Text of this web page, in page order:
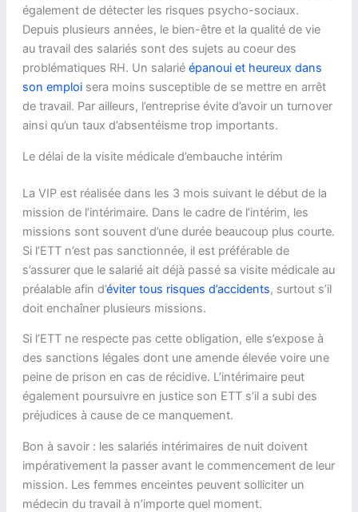
également de détecter les risques psycho-sociaux.
Depuis plusieurs années, le bien-être et la qualité de vie
au travail des salariés sont des sujets au coeur des
problématiques RH. Un salarié épanoui et heureux dans
son emploi sera moins susceptible de se mettre en arrêt
de travail. Par ailleurs, l’entreprise évite d’avoir un turnover
ainsi qu’un taux d’absentéisme trop importants.
Le délai de la visite médicale d’embauche intérim
La VIP est réalisée dans les 3 mois suivant le début de la
mission de l’intérimaire. Dans le cadre de l’intérim, les
missions sont souvent d’une durée beaucoup plus courte.
Si l’ETT n’est pas sanctionnée, il est préférable de
s’assurer que le salarié ait déjà passé sa visite médicale au
préalable afin d’éviter tous risques d’accidents, surtout s’il
doit enchaîner plusieurs missions.
Si l’ETT ne respecte pas cette obligation, elle s’expose à
des sanctions légales dont une amende élevée voire une
peine de prison en cas de récidive. L’intérimaire peut
également poursuivre en justice son ETT s’il a subi des
préjudices à cause de ce manquement.
Bon à savoir : les salariés intérimaires de nuit doivent
impérativement la passer avant le commencement de leur
mission. Les femmes enceintes peuvent solliciter un
médecin du travail à n’importe quel moment.